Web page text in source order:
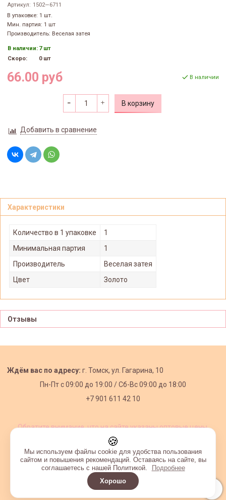
Артикул: 1502—6711
В упаковке: 1 шт.
Мин. партия: 1 шт
Производитель: Веселая затея
В наличии: 7 шт
Скоро:
0 шт
66.00 руб В наличии
В корзину
Добавить в сравнение
Характеристики
Количество в 1 упаковке
1
Минимальная партия
1
Производитель
Веселая затея
Цвет
Золото
Отзывы
Ждём вас по адресу: г. Томск, ул. Гагарина, 10
Пн-Пт с09:00 до 19:00 /Сб-Вс 09:00 до 18:00
+7 901 611 42 10
Обратите внимание, что на сайте указаны оптовые цены,
Интернет-магазин создан на InSales
🍪
Мы используем файлы cookie для удобства пользования
сайтом и повышения рекомендаций. Оставаясь на сайте, вы
соглашаетесь с нашей Политикой.
Подробнее
Хорошо